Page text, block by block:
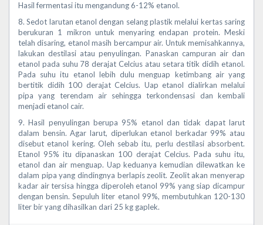
Hasil fermentasi itu mengandung 6-12% etanol.
8. Sedot larutan etanol dengan selang plastik melalui kertas saring
berukuran 1 mikron untuk menyaring endapan protein. Meski
telah disaring, etanol masih bercampur air. Untuk memisahkannya,
lakukan destilasi atau penyulingan. Panaskan campuran air dan
etanol pada suhu 78 derajat Celcius atau setara titik didih etanol.
Pada suhu itu etanol lebih dulu menguap ketimbang air yang
bertitik didih 100 derajat Celcius. Uap etanol dialirkan melalui
pipa yang terendam air sehingga terkondensasi dan kembali
menjadi etanol cair.
9. Hasil penyulingan berupa 95% etanol dan tidak dapat larut
dalam bensin. Agar larut, diperlukan etanol berkadar 99% atau
disebut etanol kering. Oleh sebab itu, perlu destilasi absorbent.
Etanol 95% itu dipanaskan 100 derajat Celcius. Pada suhu itu,
etanol dan air menguap. Uap keduanya kemudian dilewatkan ke
dalam pipa yang dindingnya berlapis zeolit. Zeolit akan menyerap
kadar air tersisa hingga diperoleh etanol 99% yang siap dicampur
dengan bensin. Sepuluh liter etanol 99%, membutuhkan 120-130
liter bir yang dihasilkan dari 25 kg gaplek.